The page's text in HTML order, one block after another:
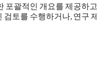
괄적인 개요를 제공하
토를 수행하거나, 연구